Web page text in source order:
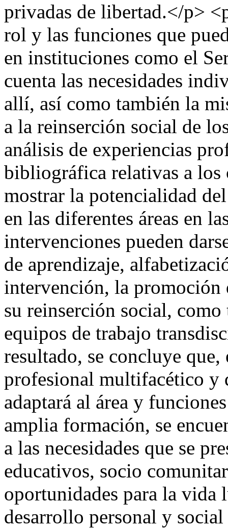
privadas de libertad.</p>
rol y las funciones que
en instituciones como el
cuenta las necesidades
allí, así como también la
a la reinserción social de
análisis de experiencias
bibliográfica relativas a los
mostrar la potencialidad
en las diferentes áreas en
intervenciones pueden
de aprendizaje,
intervención, la promoción
su reinserción social,
equipos de trabajo
resultado, se concluye
profesional multifacético y
adaptará al área y
amplia formación, se
a las necesidades que se
educativos, socio
oportunidades para la vida
desarrollo personal y